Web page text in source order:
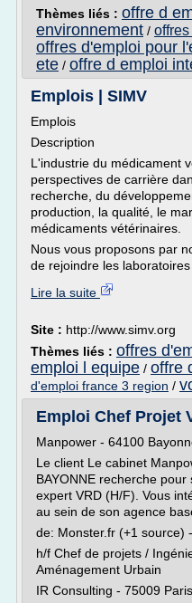
Thèmes liés : offre d
environnement /
offres d'emploi pour
ete / offre d emploi
Emplois | SIMV
Emplois
Description
L'industrie du médicament
perspectives de carrière
recherche, du
production, la qualité, le
médicaments vétérinaires.
Nous vous proposons par
de rejoindre les laboratoires
Lire la suite
Site : http://www.simv.org
Thèmes liés : offres
emploi l equipe / offre
d'emploi france 3 region /
Emploi Chef Projet
Manpower - 64100
Le client Le cabinet
BAYONNE recherche
expert VRD (H/F). Vous
au sein de son agence
de: Monster.fr (+1 source)
h/f Chef de projets /
Aménagement Urbain
IR Consulting - 75009 Paris